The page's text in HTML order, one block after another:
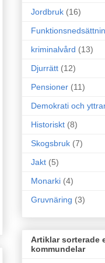
Jordbruk (16)
kriminalvård (13)
Djurrätt (12)
Pensioner (11)
Demokrati och
Historiskt (8)
Skogsbruk (7)
Jakt (5)
Monarki (4)
Gruvnäring (3)
Artiklar sorterade
kommundelar